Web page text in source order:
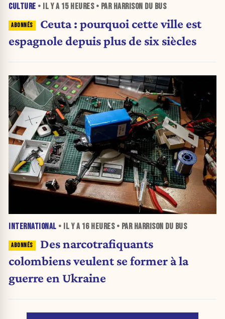
CULTURE • IL Y A 15 HEURES• PAR HARRISON DU BUS
Ceuta : pourquoi cette ville est
espagnole depuis plus de six siècles
INTERNATIONAL • IL Y A 16 HEURES• PAR HARRISON DU BUS
Des narcotrafiquants
colombiens veulent se former à la
guerre en Ukraine